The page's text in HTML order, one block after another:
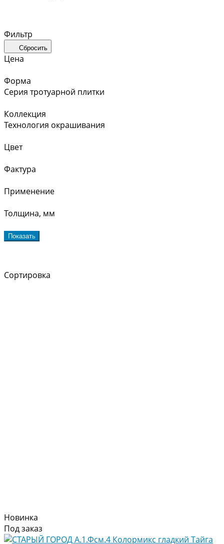
Фильтр
Сбросить
Цена
Форма
Серия тротуарной плитки
Коллекция
Технология окрашивания
Цвет
Фактура
Применение
Толщина, мм
Показать
Сортировка
Новинка
Под заказ